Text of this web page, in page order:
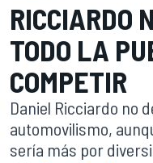
RICCIARDO
TODO LA
COMPETIR
Daniel Ricciardo no
automovilismo,
sería más por